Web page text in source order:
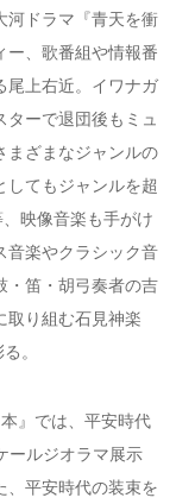
河ドラマ『青天を衝
ー、歌番組や情報番
尾上右近。イワナガ
ーで退団後もミュ
まざまなジャンルの
てもジャンルを超
映像音楽も手がけ
音楽やクラシック音
・笛・胡弓奏者の吉
取り組む石見神楽
。
』では、平安時代
ールジオラマ展示
、平安時代の装束を